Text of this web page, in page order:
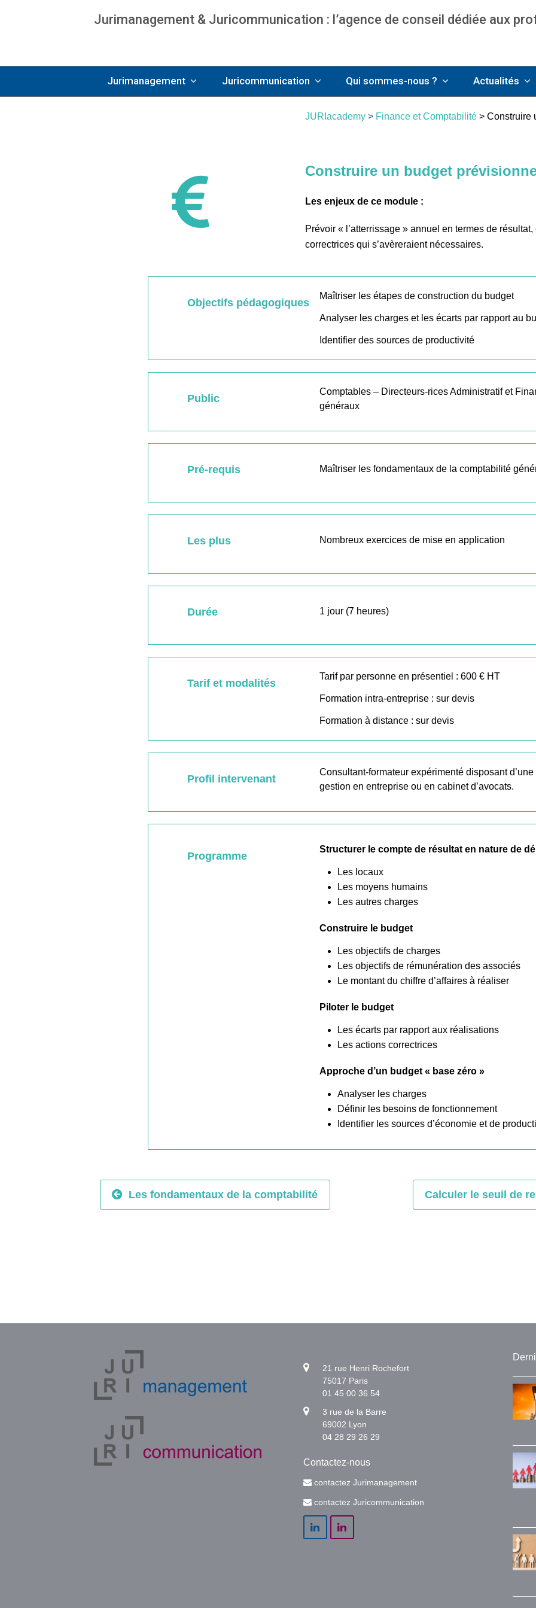
Jurimanagement & Juricommunication : l’agence de conseil dédiée aux
Jurimanagement Juricommunication Qui sommes-nous ? Actualités
JURIacademy > Finance et Comptabilité > Construire
Construire un budget
Les enjeux de ce module :
Prévoir « l’atterrissage » annuel en termes de
correctrices qui s’avèreraient nécessaires.
Objectifs pédagogiques
Maîtriser les étapes de construction du budget
Analyser les charges et les écarts par rapport au
Identifier des sources de productivité
Public
Comptables – Directeurs-rices Administratif et
généraux
Pré-requis Maîtriser les fondamentaux de la comptabilité
Les plus Nombreux exercices de mise en application
Durée 1 jour (7 heures)
Tarif et modalités
Tarif par personne en présentiel : 600 € HT
Formation intra-entreprise : sur devis
Formation à distance : sur devis
Profil intervenant
Consultant-formateur expérimenté disposant
gestion en entreprise ou en cabinet d’avocats.
Programme
Structurer le compte de résultat en nature de
Les locaux
Les moyens humains
Les autres charges
Construire le budget
Les objectifs de charges
Les objectifs de rémunération des associés
Le montant du chiffre d’affaires à réaliser
Piloter le budget
Les écarts par rapport aux réalisations
Les actions correctrices
Approche d’un budget « base zéro »
Analyser les charges
Définir les besoins de fonctionnement
Identifier les sources d’économie et de
Les fondamentaux de la comptabilité Calculer le seuil de
21 rue Henri Rochefort
75017 Paris
01 45 00 36 54
3 rue de la Barre
69002 Lyon
04 28 29 26 29
Contactez-nous
contactez Jurimanagement
contactez Juricommunication
LinkedInLinkedIn